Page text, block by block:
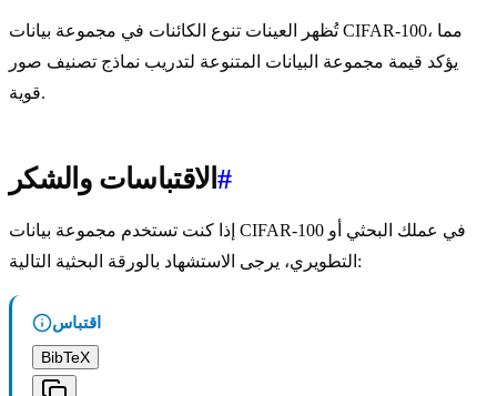
تُظهر العينات تنوع الكائنات في مجموعة بيانات CIFAR-100، مما
يؤكد قيمة مجموعة البيانات المتنوعة لتدريب نماذج تصنيف صور
قوية.
الاقتباسات والشكر #
إذا كنت تستخدم مجموعة بيانات CIFAR-100 في عملك البحثي أو
التطويري، يرجى الاستشهاد بالورقة البحثية التالية:
اقتباس
BibTeX